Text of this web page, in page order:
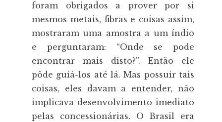
foram obrigados a prover por si
mesmos metais, fibras e coisas assim,
mostraram uma amostra a um índio
e perguntaram: “Onde se pode
encontrar mais disto?”. Então ele
pôde guiá-los até lá. Mas possuir tais
coisas, eles davam a entender, não
implicava desenvolvimento imediato
pelas concessionárias. O Brasil era